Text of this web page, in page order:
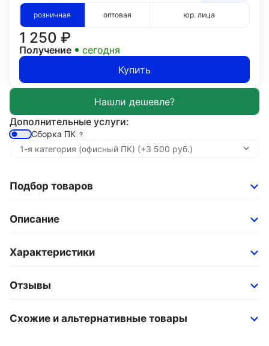
розничная оптовая юр. лица
1 250 ₽
Получение
сегодня
Купить
Дополнительные услуги:
Сборка ПК
Подбор товаров
Описание
Характеристики
Отзывы
Схожие и альтернативные товары